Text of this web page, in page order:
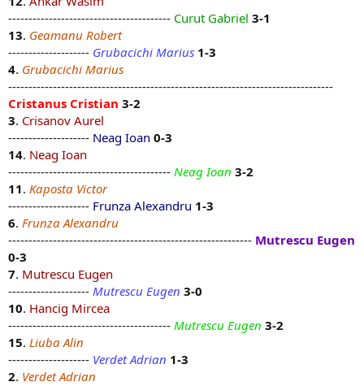
---------------------------------------- Curut Gabriel 3-1
13. Geamanu Robert
-------------------- Grubacichi Marius 1-3
4. Grubacichi Marius
--------------------------------------------------------------------------------
Cristanus Cristian 3-2
3. Crisanov Aurel
-------------------- Neag Ioan 0-3
14. Neag Ioan
---------------------------------------- Neag Ioan 3-2
11. Kaposta Victor
-------------------- Frunza Alexandru 1-3
6. Frunza Alexandru
------------------------------------------------------------ Mutrescu Eugen
0-3
7. Mutrescu Eugen
-------------------- Mutrescu Eugen 3-0
10. Hancig Mircea
---------------------------------------- Mutrescu Eugen 3-2
15. Liuba Alin
-------------------- Verdet Adrian 1-3
2. Verdet Adrian